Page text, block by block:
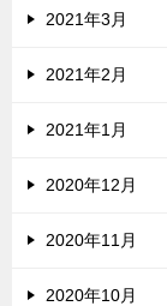
2021年3月
2021年2月
2021年1月
2020年12月
2020年11月
2020年10月